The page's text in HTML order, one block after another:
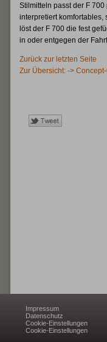
Stilmitteln passt der F
interpretiert komfortables,
löst der F 700 die fest
in oder entgegen der
Zurück zur letzten Seite
Zur Übersicht: ->
Impressum
Datenschutz
Cookie-Einstellungen
Cookie-Einstellungen